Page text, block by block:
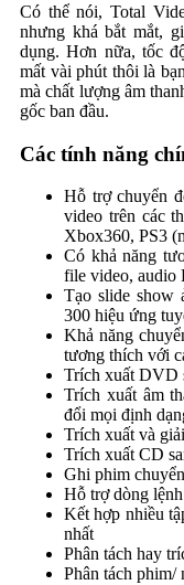
Có thể nói, Total
nhưng khá bắt mắt,
dụng. Hơn nữa, tốc
mất vài phút thôi là
mà chất lượng âm
gốc ban đầu.
Các tính năng
Hỗ trợ chuyển
video trên các
Xbox360, PS3
Có khả năng
file video,
Tạo slide show
300 hiệu ứng
Khả năng
tương thích với
Trích xuất DVD
Trích xuất âm
đổi mọi định
Trích xuất và
Trích xuất CD
Ghi phim
Hỗ trợ dòng lệnh
Kết hợp nhiều
nhất
Phân tách hay
Phân tách phim/